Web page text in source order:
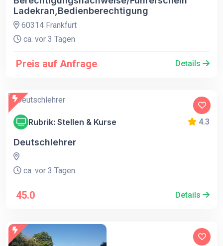
Ladekran,Bedienberechtigung
60314 Frankfurt
ca. vor 3 Tagen
Preis auf Anfrage Details
Rubrik: Stellen & Kurse 4.3
Deutschlehrer
ca. vor 3 Tagen
45.0 Details